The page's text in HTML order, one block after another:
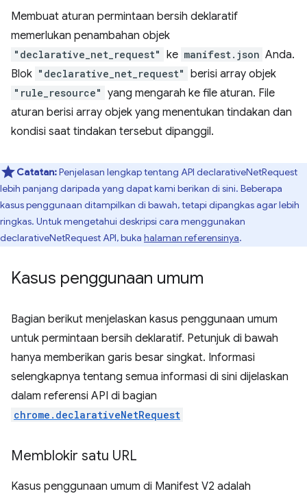
Membuat aturan permintaan bersih deklaratif
memerlukan penambahan objek
"declarative_net_request" ke manifest.json Anda.
Blok "declarative_net_request" berisi array objek
"rule_resource" yang mengarah ke file aturan. File
aturan berisi array objek yang menentukan tindakan dan
kondisi saat tindakan tersebut dipanggil.
Catatan:Penjelasan lengkap tentang API declarativeNetRequest
lebih panjang daripada yang dapat kami berikan di sini. Beberapa
kasus penggunaan ditampilkan di bawah, tetapi dipangkas agar lebih
ringkas. Untuk mengetahui deskripsi cara menggunakan
declarativeNetRequest API, buka halaman referensinya.
Kasus penggunaan umum
Bagian berikut menjelaskan kasus penggunaan umum
untuk permintaan bersih deklaratif. Petunjuk di bawah
hanya memberikan garis besar singkat. Informasi
selengkapnya tentang semua informasi di sini dijelaskan
dalam referensi API di bagian
chrome.declarativeNetRequest
Memblokir satu URL
Kasus penggunaan umum di Manifest V2 adalah